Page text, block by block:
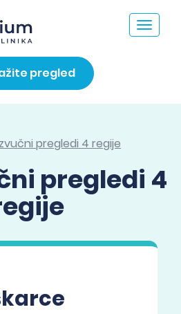
Toggle
pregled
pregledi 4 regije
pregledi 4